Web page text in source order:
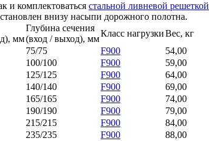
и комплектоваться стальной ливневой решеткой
внизу насыпи дорожного полотна.
мм
Глубина сечения
(вход / выход), мм
Класс нагрузкиВес, кг
75/75 F900
54,00
100/100 F900
59,00
125/125 F900
64,00
140/140 F900
69,00
165/165 F900
74,00
190/190 F900
79,00
215/215 F900
84,00
235/235 F900
88,00